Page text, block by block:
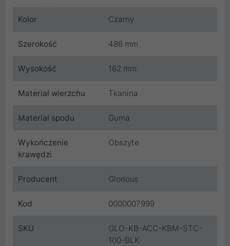
Kolor Czarny
Szerokość 486 mm
Wysokość 162 mm
Materiał wierzchu Tkanina
Materiał spodu Guma
Wykończenie
krawędzi
Obszyte
Producent Glorious
Kod 0000007999
SKU
GLO-KB-ACC-KBM-STC-
100-BLK